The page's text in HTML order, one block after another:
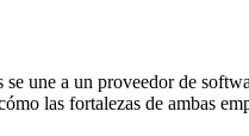
une a un proveedor de
las fortalezas de ambas